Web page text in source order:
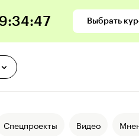
:34:46 Выбрать
Спецпроекты Видео